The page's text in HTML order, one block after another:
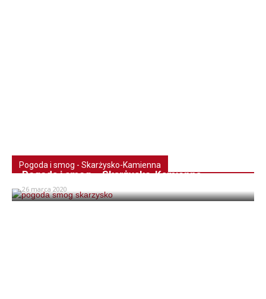
Pogoda i smog - Skarżysko-Kamienna
Pogoda i smog – Skarżysko-Kamienna
26 marca 2020